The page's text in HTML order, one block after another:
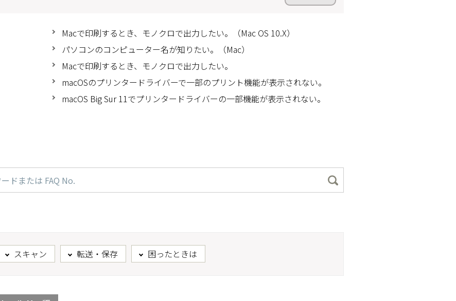
Macで印刷するとき、モノクロで出力したい。（Mac OS 10.X）
パソコンのコンピューター名が知りたい。（Mac）
Macで印刷するとき、モノクロで出力したい。
macOSのプリンタードライバーで一部のプリント機能が表示されない。
macOS Big Sur 11でプリンタードライバーの一部機能が表示されない。
スキャン 転送・保存 困ったときは